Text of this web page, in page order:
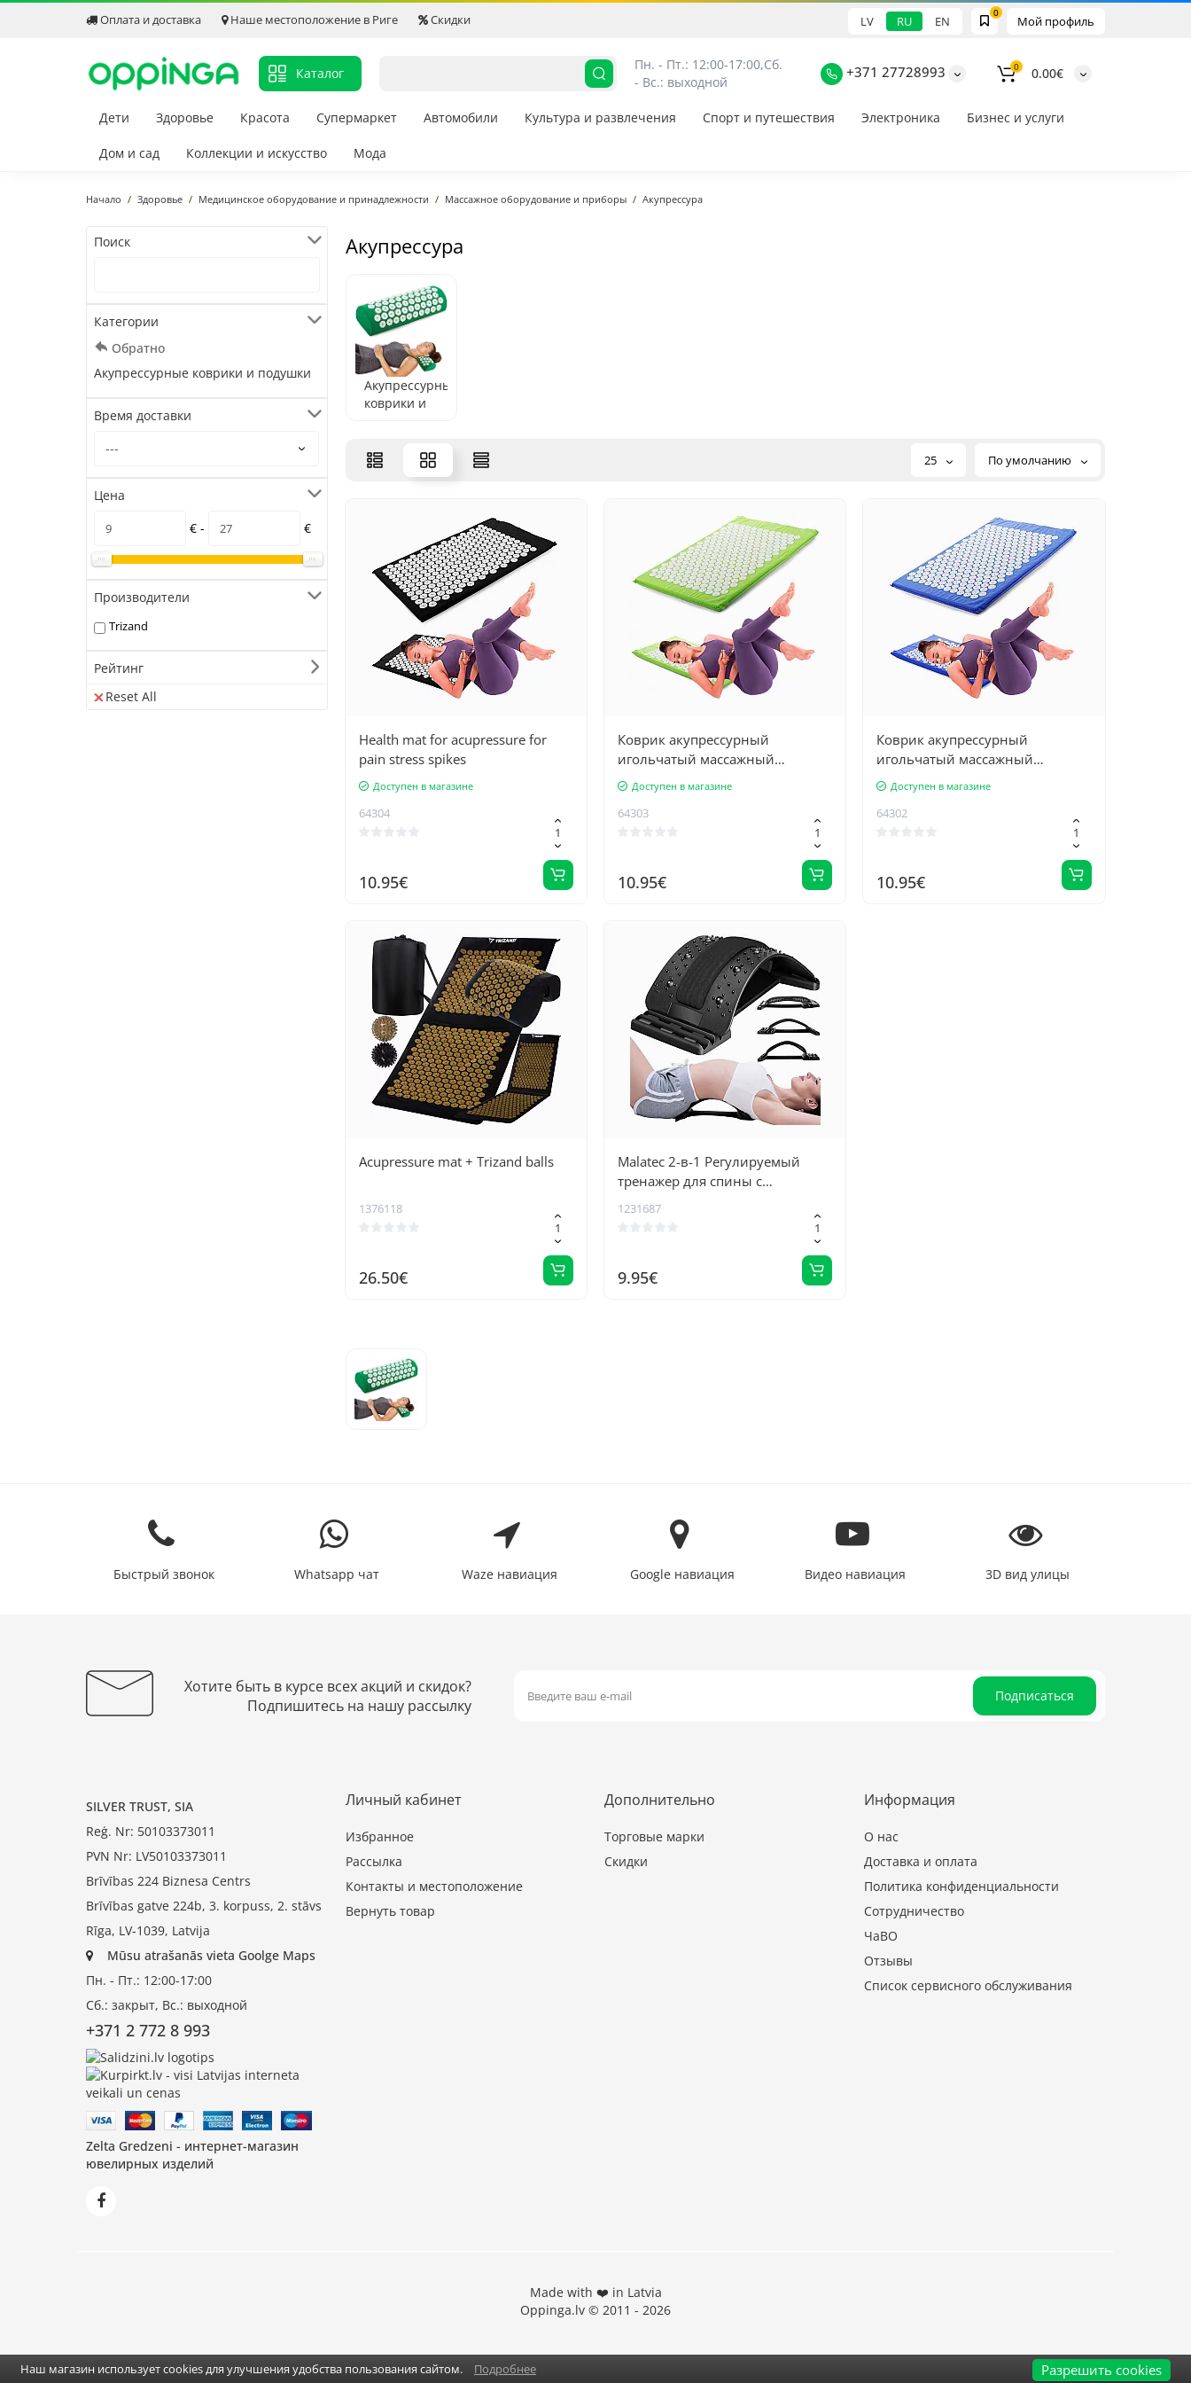
Оплата и доставка Наше местоположение в Риге Скидки Мой профиль
0
LV RU EN
Каталог
Пн. - Пт.: 12:00-17:00,Сб.
- Вс.: выходной
+371 27728993 0 0.00€
Дети Здоровье Красота Супермаркет Автомобили Культура и развлечения Спорт и путешествия Электроника Бизнес и услуги
Дом и сад Коллекции и искусство Мода
Начало Здоровье Медицинское оборудование и принадлежности Массажное оборудование и приборы Акупрессура
Поиск
Категории
Обратно
Акупрессурные коврики и подушки
Время доставки
Цена
€ -
€
Производители
Trizand
Рейтинг
Reset All
Акупрессура
Акупрессурные
коврики и
25 По умолчанию
Health mat for acupressure for
pain stress spikes
Доступен в магазине
64304
10.95€
Коврик акупрессурный
игольчатый массажный
65х40см, аппликатор Кузнецова,
зеленый
Доступен в магазине
64303
10.95€
Коврик акупрессурный
игольчатый массажный
65х40см, аппликатор Кузнецова,
синий
Доступен в магазине
64302
10.95€
Acupressure mat + Trizand balls
1376118
26.50€
Malatec 2-в-1 Регулируемый
тренажер для спины с
гибкости, корректор осанки для
1231687
9.95€
Быстрый звонок Whatsapp чат Waze навиация Google навиация Видео навиация 3D вид улицы
Хотите быть в курсе всех акций и скидок?
Подпишитесь на нашу рассылку
Подписаться
SILVER TRUST, SIA
Reģ. Nr: 50103373011
PVN Nr: LV50103373011
Brīvības 224 Biznesa Centrs
Brīvības gatve 224b, 3. korpuss, 2. stāvs
Rīga, LV-1039, Latvija
Mūsu atrašanās vieta Goolge Maps
Пн. - Пт.: 12:00-17:00
Сб.: закрыт, Вс.: выходной
+371 2 772 8 993
Zelta Gredzeni - интернет-магазин
ювелирных изделий
Личный кабинет
Избранное
Рассылка
Контакты и местоположение
Вернуть товар
Дополнительно
Торговые марки
Скидки
Информация
О нас
Доставка и оплата
Политика конфиденциальности
Сотрудничество
ЧаВО
Отзывы
Список сервисного обслуживания
Made with ❤️ in Latvia
Oppinga.lv © 2011 - 2026
Наш магазин использует cookies для улучшения удобства пользования сайтом. Подробнее Разрешить cookies